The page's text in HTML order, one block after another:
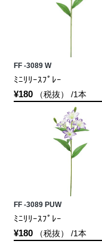
FF -3089 W
ﾐﾆﾘﾘｰｽﾌﾟﾚｰ
¥180（税抜） /1本
FF -3089 PUW
ﾐﾆﾘﾘｰｽﾌﾟﾚｰ
¥180（税抜） /1本